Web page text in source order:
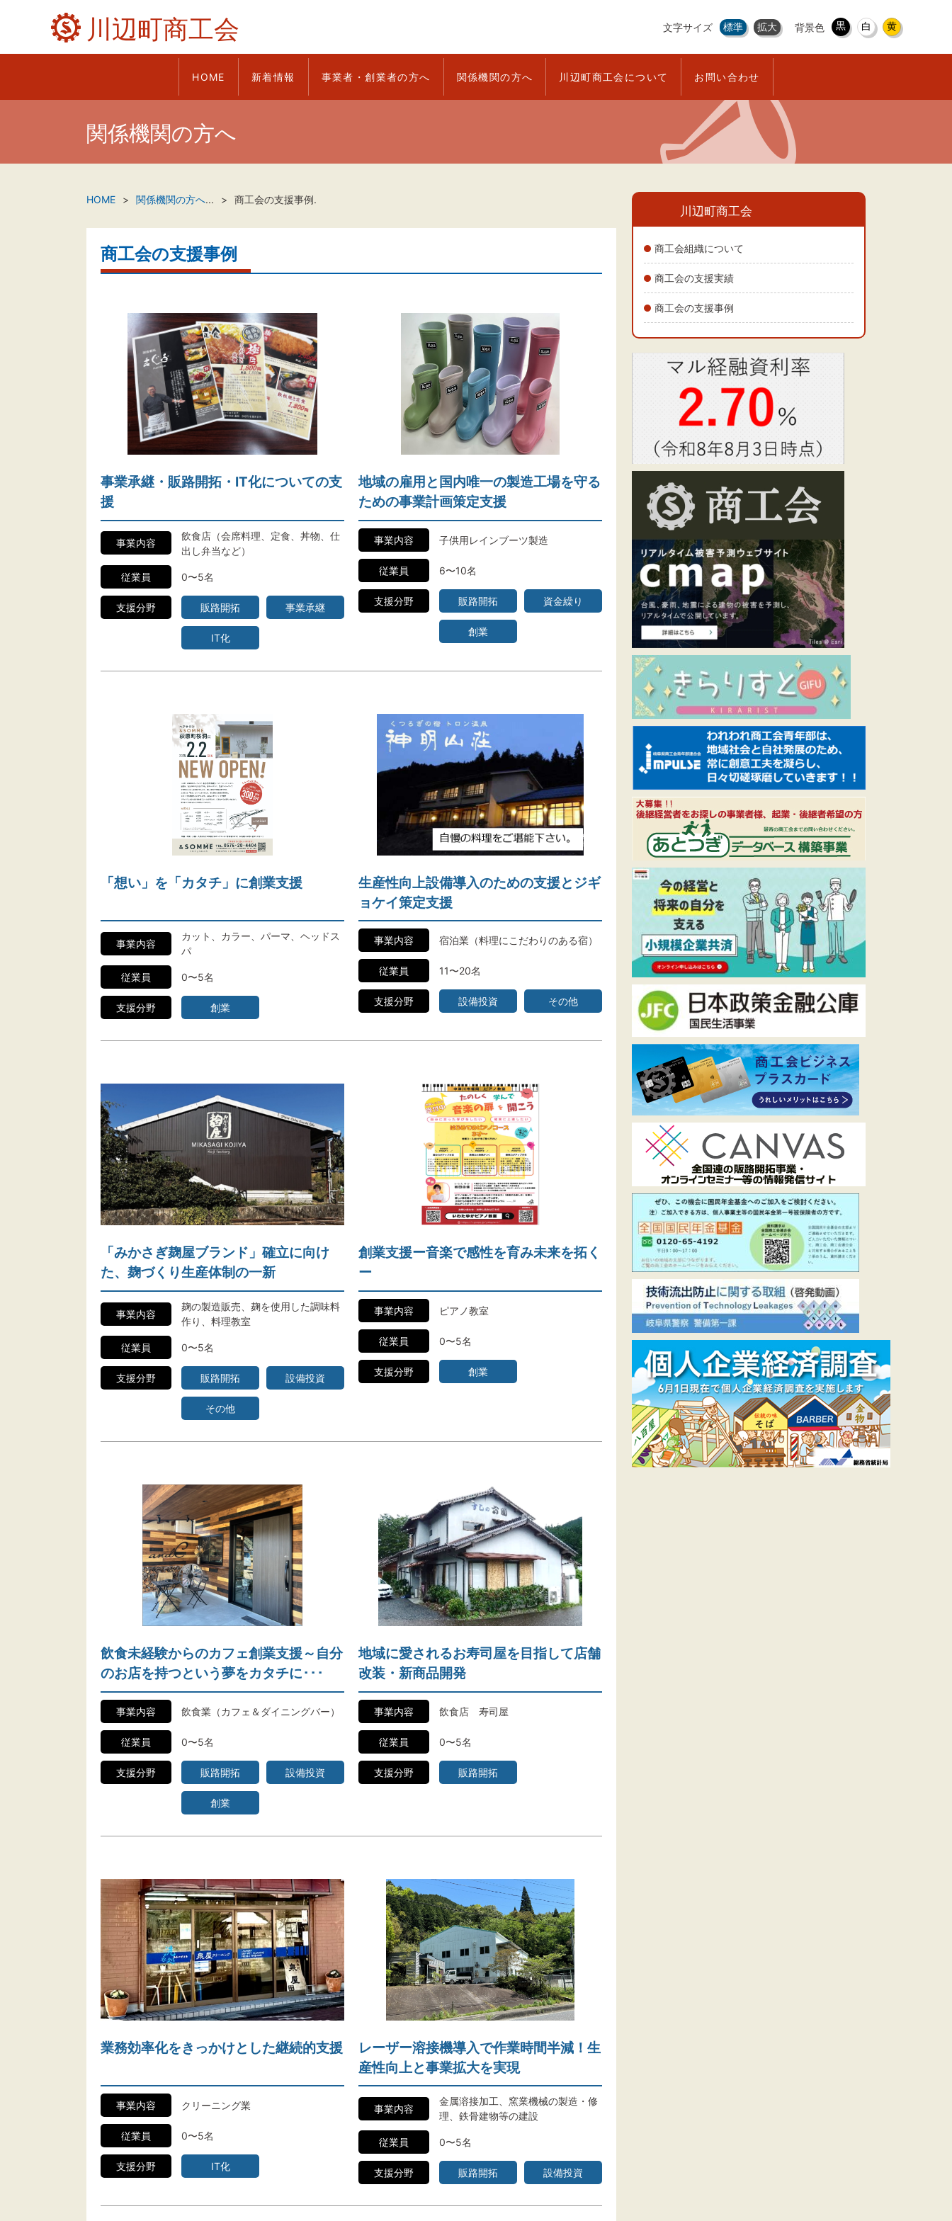
川辺町商工会 文字サイズ 標準 拡大 背景色 黒 白 黄
HOME 新着情報 事業者・創業者の方へ 関係機関の方へ 川辺町商工会について お問い合わせ
関係機関の方へ
川辺町商工会
商工会組織について
商工会の支援実績
商工会の支援事例
HOME 関係機関の方へ... 商工会の支援事例.
商工会の支援事例
事業承継・販路開拓・IT化についての支
援
事業内容
飲食店（会席料理、定食、丼物、仕
出し弁当など）
従業員 0〜5名
支援分野 販路開拓 事業承継
IT化
地域の雇用と国内唯一の製造工場を守る
ための事業計画策定支援
事業内容 子供用レインブーツ製造
従業員 6〜10名
支援分野 販路開拓 資金繰り
創業
「想い」を「カタチ」に創業支援
事業内容
カット、カラー、パーマ、ヘッドス
パ
従業員 0〜5名
支援分野 創業
生産性向上設備導入のための支援とジギ
ョケイ策定支援
事業内容 宿泊業（料理にこだわりのある宿）
従業員 11〜20名
支援分野 設備投資 その他
「みかさぎ麹屋ブランド」確立に向け
た、麹づくり生産体制の一新
事業内容
麹の製造販売、麹を使用した調味料
作り、料理教室
従業員 0〜5名
支援分野 販路開拓 設備投資
その他
創業支援ー音楽で感性を育み未来を拓く
ー
事業内容 ピアノ教室
従業員 0〜5名
支援分野 創業
飲食未経験からのカフェ創業支援～自分
のお店を持つという夢をカタチに･･･
事業内容 飲食業（カフェ＆ダイニングバー）
従業員 0〜5名
支援分野 販路開拓 設備投資
創業
地域に愛されるお寿司屋を目指して店舗
改装・新商品開発
事業内容 飲食店 寿司屋
従業員 0〜5名
支援分野 販路開拓
業務効率化をきっかけとした継続的支援
事業内容 クリーニング業
従業員 0〜5名
支援分野 IT化
レーザー溶接機導入で作業時間半減！生
産性向上と事業拡大を実現
事業内容
金属溶接加工、窯業機械の製造・修
理、鉄骨建物等の建設
従業員 0〜5名
支援分野 販路開拓 設備投資